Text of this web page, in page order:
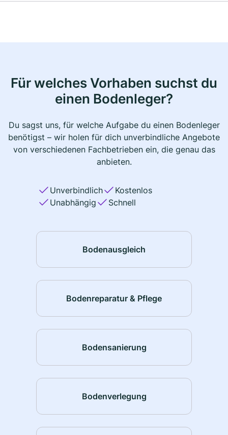
Für welches Vorhaben suchst du
einen Bodenleger?
Du sagst uns, für welche Aufgabe du einen Bodenleger
benötigst – wir holen für dich unverbindliche Angebote
von verschiedenen Fachbetrieben ein, die genau das
anbieten.
Unverbindlich
Kostenlos
Unabhängig
Schnell
Bodenausgleich
Bodenreparatur & Pflege
Bodensanierung
Bodenverlegung